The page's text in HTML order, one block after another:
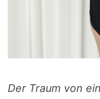
Der Traum von